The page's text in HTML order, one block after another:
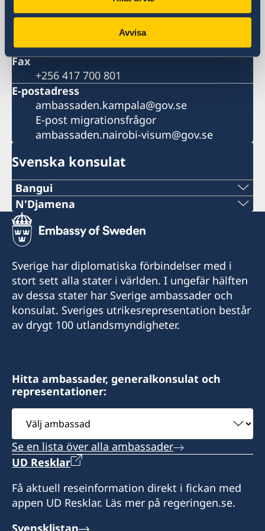
Avvisa
Uganda
+256 417 700 800
Fax
+256 417 700 801
E-postadress
ambassaden.kampala@gov.se
E-post migrationsfrågor
ambassaden.nairobi-visum@gov.se
Svenska konsulat
Bangui
Telefon:
+236-75510494
c.mararv@gmail.com
Honorärkonsul Charlotte Mararv
Besöksadress:
Consulat de Suède, Karakanji, Avenue de
Flandres, Bangui
Honorärkonsul
Charlotte Mararv
N'Djamena
Telefon:
+235 63 74 88 49
Telefon:
+235 66 30 67 41
E-post:
Honorärkonsul Sara Durand
Postadress: Consulat de Suède, B.P. 1935,
N'Djamena, TCHAD
Besöksadress: Route de Mara, N'Djamena
Honorärkonsul
Sverige har diplomatiska förbindelser med i
stort sett alla stater i världen. I ungefär hälften
av dessa stater har Sverige ambassader och
konsulat. Sveriges utrikesrepresentation består
av drygt 100 utlandsmyndigheter.
Hitta ambassader, generalkonsulat och
representationer:
Välj
ambassad
Se en lista över alla ambassader
UD Resklar
Få aktuell reseinformation direkt i fickan med
appen UD Resklar. Läs mer på regeringen.se.
Svensklistan